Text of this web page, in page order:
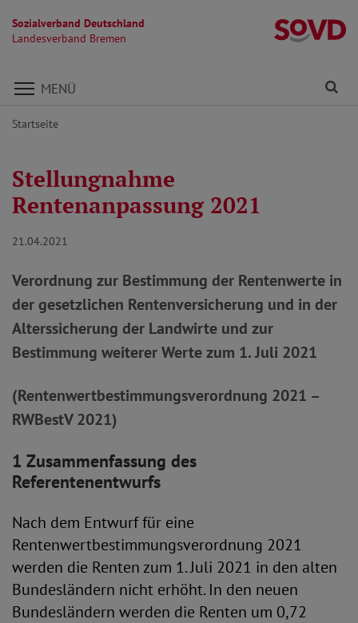
Sozialverband Deutschland
Landesverband Bremen
Direkt zu den Inhalten springen
MENÜ
Startseite
Stellungnahme
Rentenanpassung 2021
21.04.2021
Verordnung zur Bestimmung der Rentenwerte in
der gesetzlichen Rentenversicherung und in der
Alterssicherung der Landwirte und zur
Bestimmung weiterer Werte zum 1. Juli 2021
(Rentenwertbestimmungsverordnung 2021 –
RWBestV 2021)
1 Zusammenfassung des
Referentenentwurfs
Nach dem Entwurf für eine
Rentenwertbestimmungsverordnung 2021
werden die Renten zum 1. Juli 2021 in den alten
Bundesländern nicht erhöht. In den neuen
Bundesländern werden die Renten um 0,72